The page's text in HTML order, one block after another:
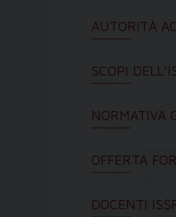
AUTORITÀ
SCOPI
NORMATIVA
OFFERTA
DOCENTI